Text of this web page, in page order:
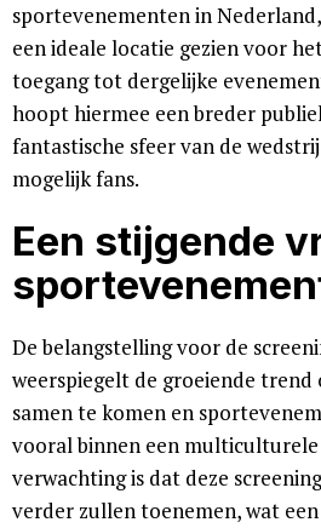
sportevenementen in
een ideale locatie gezien voor
toegang tot dergelijke
hoopt hiermee een breder
fantastische sfeer van de
mogelijk fans.
Een stijgende
De belangstelling voor de
weerspiegelt de groeiende
samen te komen en
vooral binnen een
verwachting is dat deze
verder zullen toenemen, wat